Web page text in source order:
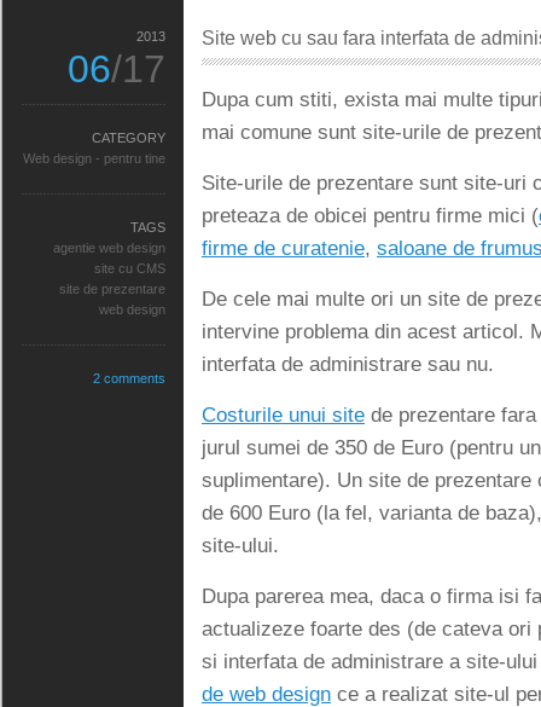
Site web cu sau fara interfata de
Dupa cum stiti, exista mai multe
mai comune sunt site-urile de
Site-urile de prezentare sunt site-uri
preteaza de obicei pentru firme mici (
firme de curatenie, saloane de
De cele mai multe ori un site de
intervine problema din acest articol.
interfata de administrare sau nu.
Costurile unui site de prezentare
jurul sumei de 350 de Euro (pentru
suplimentare). Un site de
de 600 Euro (la fel, varianta de
site-ului.
Dupa parerea mea, daca o firma isi
actualizeze foarte des (de cateva
si interfata de administrare a site-
de web design ce a realizat site-ul
2013
06/17
CATEGORY
Web design - pentru tine
TAGS
agentie web design
site cu CMS
site de prezentare
web design
2 comments